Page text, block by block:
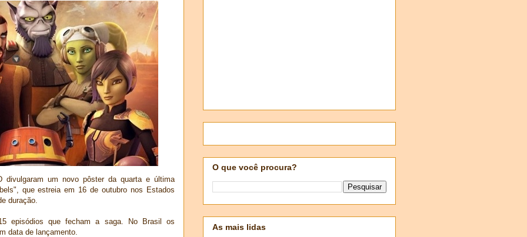
um novo pôster da quarta e última
que estreia em 16 de outubro nos Estados
duração.
episódios que fecham a saga. No Brasil os
data de lançamento.
O que você procura?
As mais lidas